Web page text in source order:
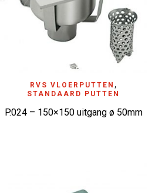
ADD TO WISHLIST
RVS VLOERPUTTEN ,
STANDAARD PUTTEN
P.024 – 150×150 uitgang ø 50mm